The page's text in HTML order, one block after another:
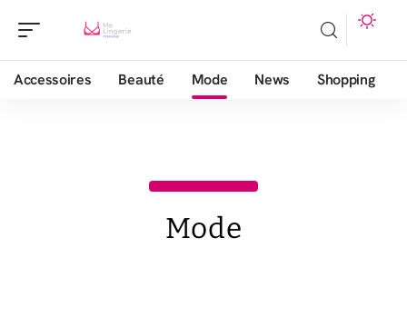
Accessoires Beauté Mode News Shopping
Mode